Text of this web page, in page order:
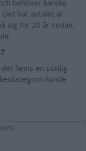
behöver kanske
Det här avtalet är
sig för 20 år sedan,
fanns en statlig
kunde